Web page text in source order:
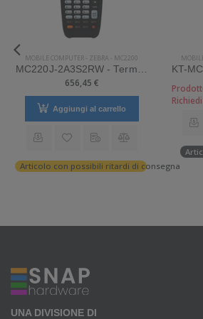
MOBILE COMPUTER - ZEBRA - MC2200
656,45 €
Aggiungi al carrello
Articolo con possibili ritardi di consegna
UNA DIVISIONE DI